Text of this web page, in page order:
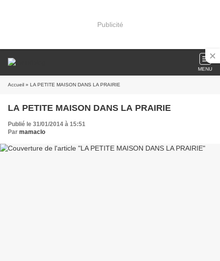
Publicité
MENU
Accueil » LA PETITE MAISON DANS LA PRAIRIE
LA PETITE MAISON DANS LA PRAIRIE
Publié le 31/01/2014 à 15:51
Par mamaclo